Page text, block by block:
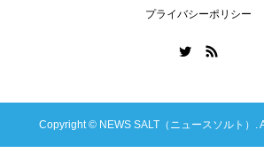
プライバシーポリシー
Copyright © NEWS SALT（ニュースソルト）.